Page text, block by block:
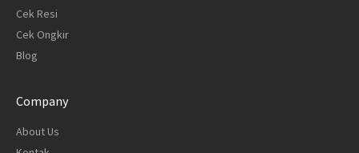
Cek Resi
Cek Ongkir
Blog
Company
About Us